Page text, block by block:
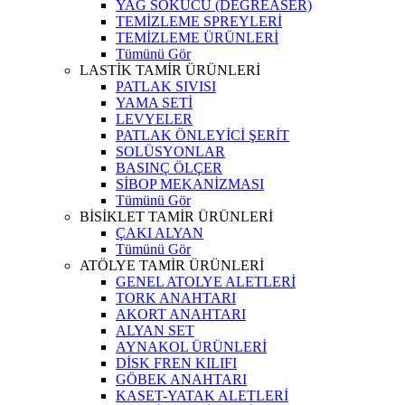
YAĞ SÖKÜCÜ (DEGREASER)
TEMİZLEME SPREYLERİ
TEMİZLEME ÜRÜNLERİ
Tümünü Gör
LASTİK TAMİR ÜRÜNLERİ
PATLAK SIVISI
YAMA SETİ
LEVYELER
PATLAK ÖNLEYİCİ ŞERİT
SOLÜSYONLAR
BASINÇ ÖLÇER
SİBOP MEKANİZMASI
Tümünü Gör
BİSİKLET TAMİR ÜRÜNLERİ
ÇAKI ALYAN
Tümünü Gör
ATÖLYE TAMİR ÜRÜNLERİ
GENEL ATOLYE ALETLERİ
TORK ANAHTARI
AKORT ANAHTARI
ALYAN SET
AYNAKOL ÜRÜNLERİ
DİSK FREN KILIFI
GÖBEK ANAHTARI
KASET-YATAK ALETLERİ